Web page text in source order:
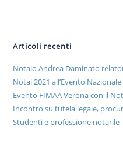
Articoli recenti
Notaio Andrea Daminato
Notai 2021 all’Evento
Evento FIMAA Verona con il
Incontro su tutela legale,
Studenti e professione notarile